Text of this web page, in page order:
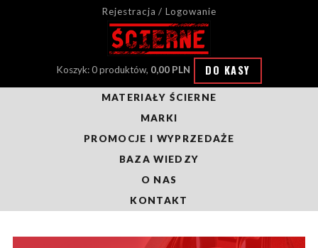
Rejestracja / Logowanie
Koszyk: 0 produktów, 0,00 PLN DO KASY
MATERIAŁY ŚCIERNE
MARKI
PROMOCJE I WYPRZEDAŻE
BAZA WIEDZY
O NAS
KONTAKT